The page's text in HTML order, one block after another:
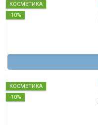
КОСМЕТИКА
-10%
КОСМЕТИКА
-10%